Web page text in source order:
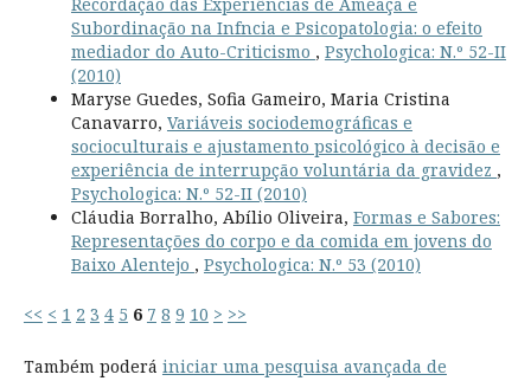
Subordinação na Infncia e Psicopatologia: o efeito
mediador do Auto-Criticismo , Psychologica: N.º 52-II
(2010)
Maryse Guedes, Sofia Gameiro, Maria Cristina
Canavarro, Variáveis sociodemográficas e
socioculturais e ajustamento psicológico à decisão e
experiência de interrupção voluntária da gravidez ,
Psychologica: N.º 52-II (2010)
Cláudia Borralho, Abílio Oliveira, Formas e Sabores:
Representações do corpo e da comida em jovens do
Baixo Alentejo , Psychologica: N.º 53 (2010)
<< < 1 2 3 4 5 6 7 8 9 10 > >>
Também poderá iniciar uma pesquisa avançada de